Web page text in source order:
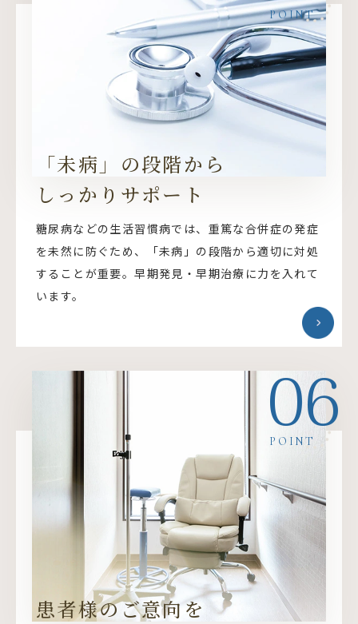
POINT
「未病」の段階から
しっかりサポート
糖尿病などの生活習慣病では、重篤な合併症の発症
を未然に防ぐため、「未病」の段階から適切に対処
することが重要。早期発見・早期治療に力を入れて
います。
06
POINT
患者様のご意向を